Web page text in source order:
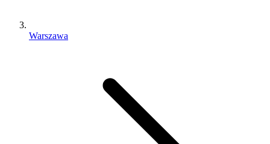
Warszawa